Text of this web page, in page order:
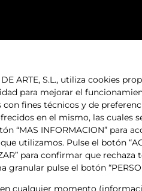
ARTE, S.L., utiliza cookies
para mejorar el
fines técnicos y de
en el mismo, las cuales
“MAS INFORMACION” para
utilizamos. Pulse el botón
para confirmar que
pulse el botón
cualquier momento